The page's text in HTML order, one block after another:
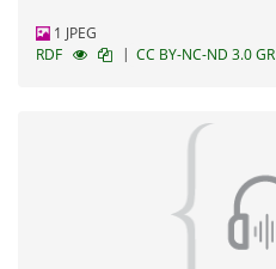
1 JPEG
RDF
| CC BY-NC-ND 3.0 GR